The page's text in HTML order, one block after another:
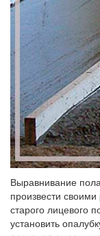
Выравнивание
произвести
старого лицевого
установить